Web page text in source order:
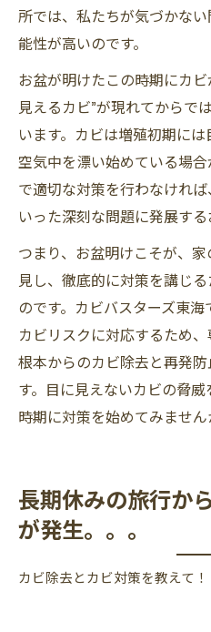
所では、私たちが気づかな
能性が高いのです。
お盆が明けたこの時期にカ
見えるカビ”が現れてからで
います。カビは増殖初期に
空気中を漂い始めている場
で適切な対策を行わなけれ
いった深刻な問題に発展する
つまり、お盆明けこそが、
見し、徹底的に対策を講じ
のです。カビバスターズ東
カビリスクに対応するため
根本からのカビ除去と再発
す。目に見えないカビの脅
時期に対策を始めてみません
長期休みの旅行か
が発生。。。
カビ除去とカビ対策を教えて！